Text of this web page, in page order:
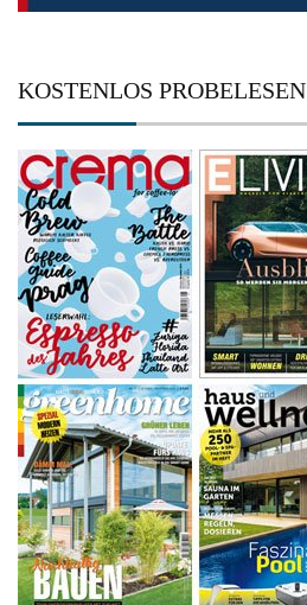
KOSTENLOS PROBELESEN